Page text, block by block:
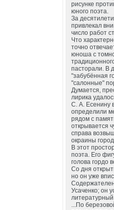
рисунке
юного поэта.
За
привлекал
число работ
Что
точно
юноша с
пасторали. В
"забубённая
"салонные"
Думается,
лирика
С. А. Есенину
определили
рядом с
открывается
справа
окраины
В этот
поэта. Его
голова гордо
Со дня
но он уже
Усаченко; он
...По